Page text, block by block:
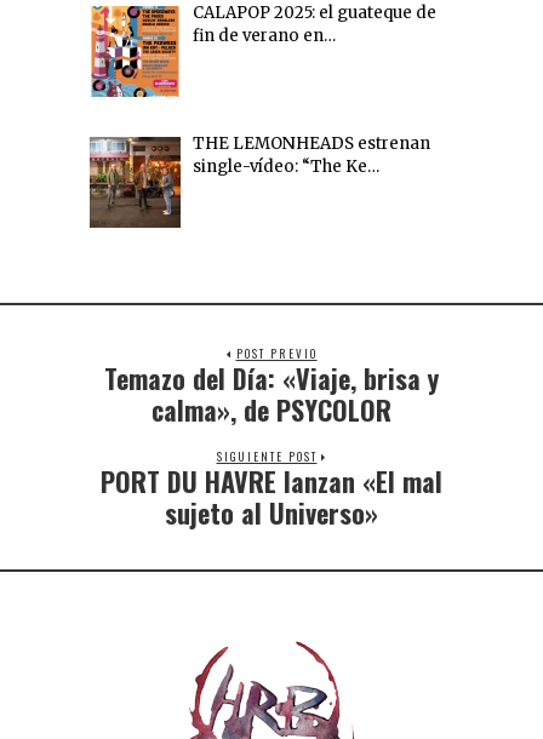
CALAPOP 2025: el guateque de
fin de verano en…
THE LEMONHEADS estrenan
single-vídeo: “The Ke…
POST PREVIO
Temazo del Día: «Viaje, brisa y
calma», de PSYCOLOR
SIGUIENTE POST
PORT DU HAVRE lanzan «El mal
sujeto al Universo»